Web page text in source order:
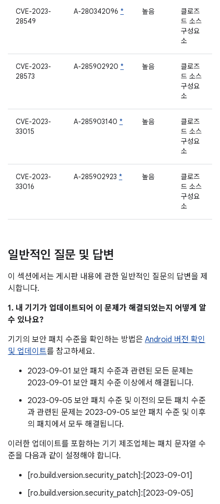
CVE-2023-
28549
A-280342096 * 높음
클로즈
드 소스
구성요
소
CVE-2023-
28573
A-285902920 * 높음
클로즈
드 소스
구성요
소
CVE-2023-
33015
A-285903140 * 높음
클로즈
드 소스
구성요
소
CVE-2023-
33016
A-285902923 * 높음
클로즈
드 소스
구성요
소
일반적인 질문 및 답변
이 섹션에서는 게시판 내용에 관한 일반적인 질문의 답변을 제
시합니다.
1. 내 기기가 업데이트되어 이 문제가 해결되었는지 어떻게 알
수 있나요?
기기의 보안 패치 수준을 확인하는 방법은 Android 버전 확인
및 업데이트를 참고하세요.
2023-09-01 보안 패치 수준과 관련된 모든 문제는
2023-09-01 보안 패치 수준 이상에서 해결됩니다.
2023-09-05 보안 패치 수준 및 이전의 모든 패치 수준
과 관련된 문제는 2023-09-05 보안 패치 수준 및 이후
의 패치에서 모두 해결됩니다.
이러한 업데이트를 포함하는 기기 제조업체는 패치 문자열 수
준을 다음과 같이 설정해야 합니다.
[ro.build.version.security_patch]:[2023-09-01]
[ro.build.version.security_patch]:[2023-09-05]